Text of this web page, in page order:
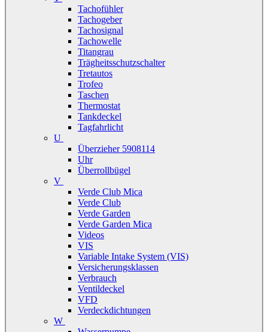
Tachofühler
Tachogeber
Tachosignal
Tachowelle
Titangrau
Trägheitsschutzschalter
Tretautos
Trofeo
Taschen
Thermostat
Tankdeckel
Tagfahrlicht
U
Überzieher 5908114
Uhr
Überrollbügel
V
Verde Club Mica
Verde Club
Verde Garden
Verde Garden Mica
Videos
VIS
Variable Intake System (VIS)
Versicherungsklassen
Verbrauch
Ventildeckel
VFD
Verdeckdichtungen
W